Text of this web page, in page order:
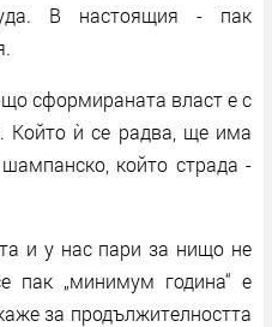
В настоящия - пак
сформираната власт е с
Който ѝ се радва, ще има
който страда -
и у нас пари за нищо не
пак „минимум година“ е
за продължителността